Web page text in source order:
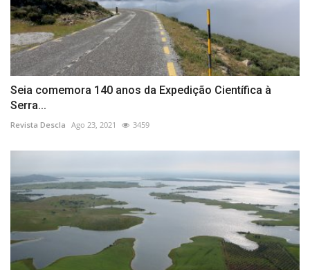
Seia comemora 140 anos da Expedição Científica à
Serra...
Revista Descla Ago 23, 2021 3459